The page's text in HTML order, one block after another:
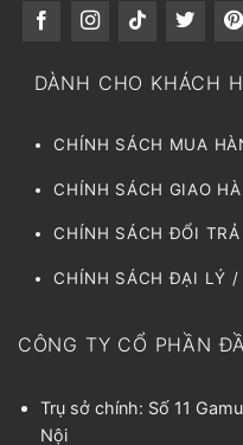
DÀNH CHO KHÁCH
CHÍNH SÁCH MUA
CHÍNH SÁCH GIAO
CHÍNH SÁCH ĐỔI TRẢ
CHÍNH SÁCH ĐẠI LÝ
CÔNG TY CỔ PHẦN
Trụ sở chính: Số 11
Nội